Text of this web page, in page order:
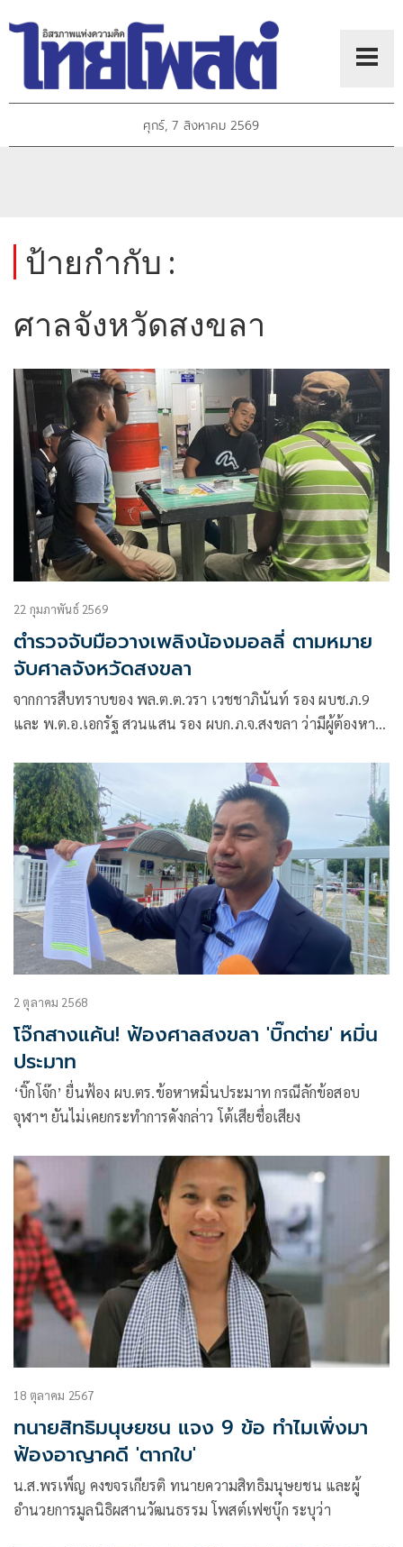
ศุกร์, 7 สิงหาคม 2569
ป้ายกำกับ :
ศาลจังหวัดสงขลา
22 กุมภาพันธ์ 2569
ตำรวจจับมือวางเพลิงน้องมอลลี่ ตามหมาย
จับศาลจังหวัดสงขลา
จากการสืบทราบของ พล.ต.ต.วรา เวชชาภินันท์ รอง ผบช.ภ.9
และ พ.ต.อ.เอกรัฐ สวนแสน รอง ผบก.ภ.จ.สงขลา ว่ามีผู้ต้องหาที่
2 ตุลาคม 2568
โจ๊กสางแค้น! ฟ้องศาลสงขลา 'บิ๊กต่าย' หมิ่น
ประมาท
‘บิ๊กโจ๊ก’ ยื่นฟ้อง ผบ.ตร.ข้อหาหมิ่นประมาท กรณีลักข้อสอบ
จุฬาฯ ยันไม่เคยกระทำการดังกล่าว โต้เสียชื่อเสียง
18 ตุลาคม 2567
ทนายสิทธิมนุษยชน แจง 9 ข้อ ทำไมเพิ่งมา
ฟ้องอาญาคดี 'ตากใบ'
น.ส.พรเพ็ญ คงขจรเกียรติ ทนายความสิทธิมนุษยชน และผู้
อำนวยการมูลนิธิผสานวัฒนธรรม โพสต์เฟซบุ๊ก ระบุว่า